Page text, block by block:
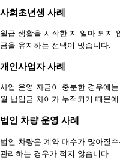
사회초년생 사례
월급 생활을 시작한 지 얼마 되지
금을 유지하는 선택이 많습니다.
개인사업자 사례
사업 운영 자금이 충분한 경우에
월 납입금 차이가 누적되기 때문
법인 차량 운영 사례
법인 차량은 계약 대수가 많아질
관리하는 경우가 적지 않습니다.